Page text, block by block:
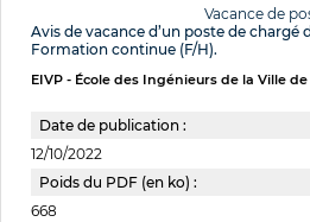
Vacance de
Avis de vacance d’un poste de chargé
Formation continue (F/H).
EIVP - École des Ingénieurs de la Ville
Date de publication :
12/10/2022
Poids du PDF (en ko) :
668